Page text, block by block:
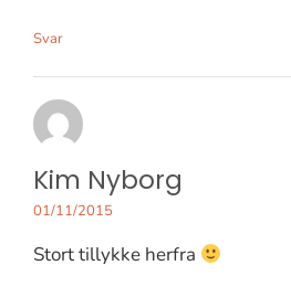
Svar
Kim Nyborg
01/11/2015
Stort tillykke herfra